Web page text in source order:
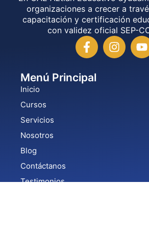
organizaciones a crecer a
capacitación y certificación
con validez oficial SEP-
Menú Principal
Inicio
Cursos
Servicios
Nosotros
Blog
Contáctanos
Testimonios